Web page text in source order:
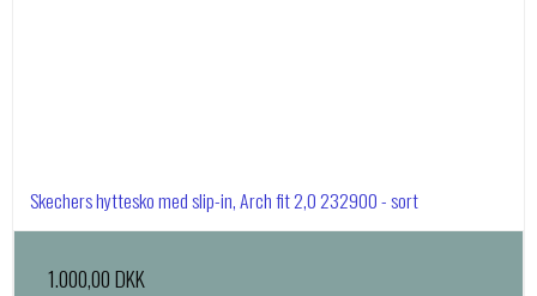
Skechers hyttesko med slip-in, Arch fit 2,0 232900 - sort
1.000,00 DKK